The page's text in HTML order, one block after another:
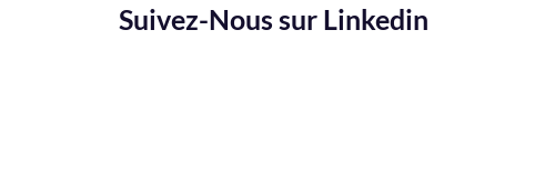
Suivez-Nous sur Linkedin